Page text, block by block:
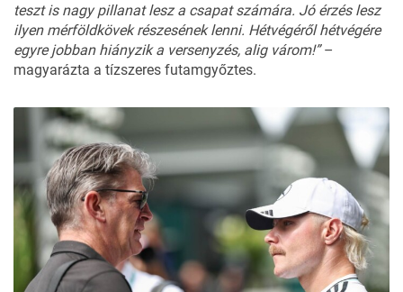
teszt is nagy pillanat lesz a csapat számára. Jó érzés lesz
ilyen mérföldkövek részesének lenni. Hétvégéről hétvégére
egyre jobban hiányzik a versenyzés, alig várom!”–
magyarázta a tízszeres futamgyőztes.